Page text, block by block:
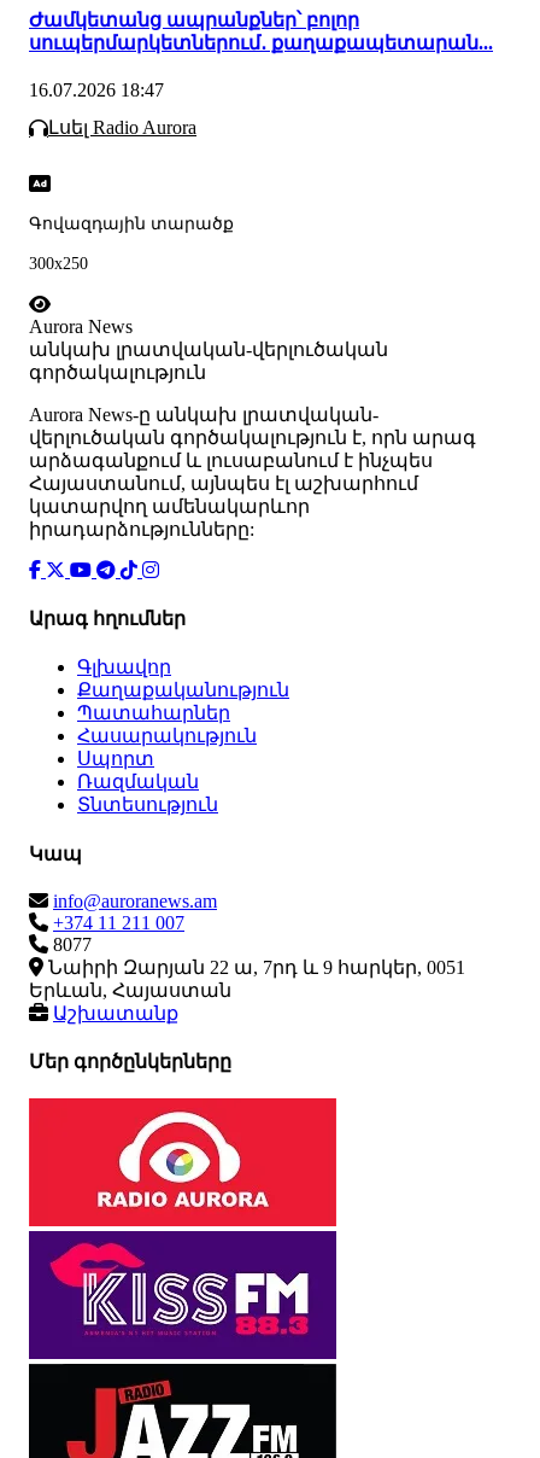
Ժամկետանց ապրանքներ՝ բոլոր
սուպերմարկետներում․ քաղաքապետարան...
16.07.2026 18:47
Լսել Radio Aurora
Գովազդային տարածք
300x250
Aurora News
անկախ լրատվական-վերլուծական
գործակալություն
Аurora News-ը անկախ լրատվական-
վերլուծական գործակալություն է, որն արագ
արձագանքում և լուսաբանում է ինչպես
Հայաստանում, այնպես էլ աշխարհում
կատարվող ամենակարևոր
իրադարձությունները:
Արագ հղումներ
Գլխավոր
Քաղաքականություն
Պատահարներ
Հասարակություն
Սպորտ
Ռազմական
Տնտեսություն
Կապ
info@auroranews.am
+374 11 211 007
8077
Նաիրի Զարյան 22 ա, 7րդ և 9 հարկեր, 0051
Երևան, Հայաստան
Աշխատանք
Մեր գործընկերները